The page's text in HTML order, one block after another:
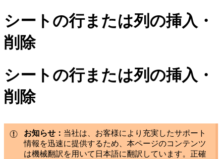
シートの行または列の挿入・
削除
シートの行または列の挿入・
削除
お知らせ： 当社は、お客様により充実したサポート
情報を迅速に提供するため、本ページのコンテンツ
は機械翻訳を用いて日本語に翻訳しています。正確